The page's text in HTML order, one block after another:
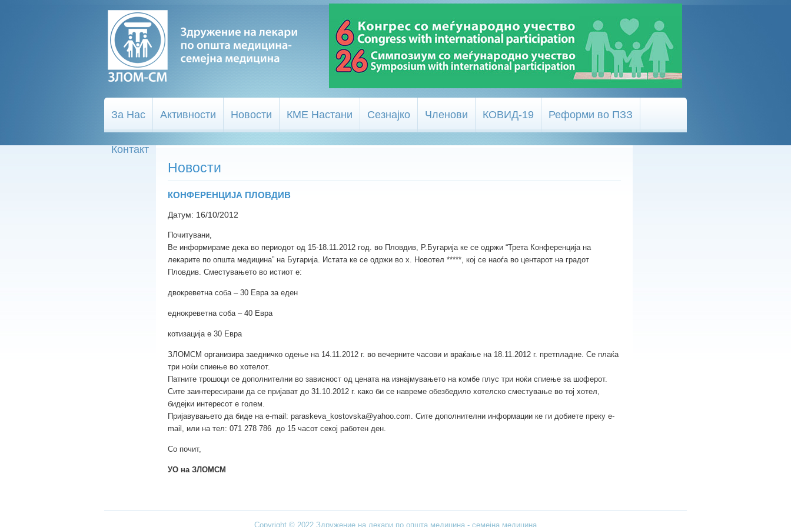
За Нас Активности Новости КМЕ Настани Сезнајко Членови КОВИД-19 Реформи во ПЗЗ
Контакт
Новости
КОНФЕРЕНЦИЈА ПЛОВДИВ
Датум: 16/10/2012
Почитувани,
Ве информираме дека во периодот од 15-18.11.2012 год. во Пловдив, Р.Бугарија ке се одржи “Трета Конференција на
лекарите по општа медицина” на Бугарија. Истата ке се одржи во х. Новотел *****, кој се наоѓа во центарот на градот
Пловдив. Сместувањето во истиот е:
двокреветна соба – 30 Евра за еден
еднокреветна соба – 40 Евра
котизација е 30 Евра
ЗЛОМСМ организира заедничко одење на 14.11.2012 г. во вечерните часови и враќање на 18.11.2012 г. претпладне. Се плаќа
три ноќи спиење во хотелот.
Патните трошоци се дополнителни во зависност од цената на изнајмувањето на комбе плус три ноќи спиење за шоферот.
Сите заинтересирани да се пријават до 31.10.2012 г. како би се навреме обезбедило хотелско сместување во тој хотел,
бидејки интересот е голем.
Пријавувањето да биде на e-mail: paraskeva_kostovska@yahoo.com. Сите дополнителни информации ке ги добиете преку e-
mail, или на тел: 071 278 786 до 15 часот секој работен ден.
Со почит,
УО на ЗЛОМСМ
Copyright © 2022 Здружение на лекари по општа медицина - семејна медицина